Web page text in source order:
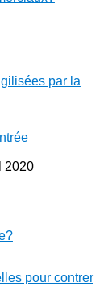
par la
2020
pour contrer